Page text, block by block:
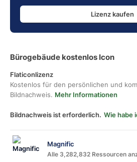
Lizenz kaufen
Bürogebäude kostenlos Icon
Flaticonlizenz
Kostenlos für den persönlichen und
Bildnachweis. Mehr Informationen
Bildnachweis ist erforderlich. Wie habe
Magnific
Alle 3,282,832 Ressourcen